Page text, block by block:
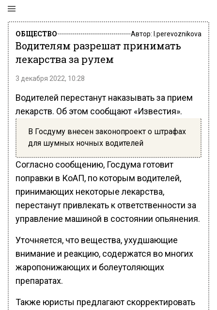
ОБЩЕСТВО Автор: l.perevoznikova
Водителям разрешат принимать
лекарства за рулем
3 декабря 2022, 10:28
Водителей перестанут наказывать за прием
лекарств. Об этом сообщают «Известия».
В Госдуму внесен законопроект о штрафах
для шумных ночных водителей
Согласно сообщению, Госдума готовит
поправки в КоАП, по которым водителей,
принимающих некоторые лекарства,
перестанут привлекать к ответственности за
управление машиной в состоянии опьянения.
Уточняется, что вещества, ухудшающие
внимание и реакцию, содержатся во многих
жаропонижающих и болеутоляющих
препаратах.
Также юристы предлагают скорректировать